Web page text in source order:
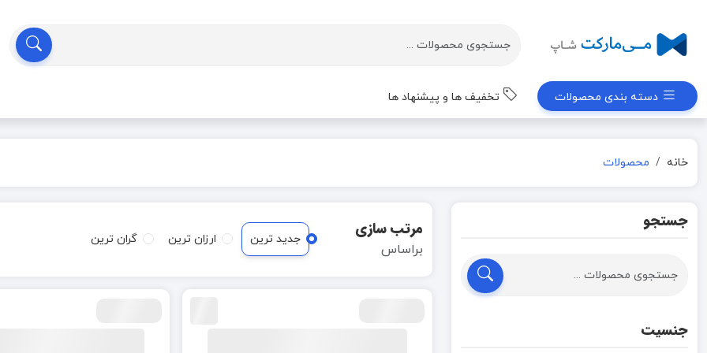
دسته بندی محصولات تخفیف ها و پیشنهاد ها
خانه محصولات
جستجو
جنسیت
مرتب سازی
براساس
جدید ترین ارزان ترین گران ترین